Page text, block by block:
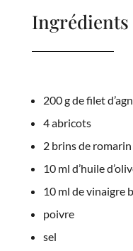
Ingrédients
200 g de filet
4 abricots
2 brins de romarin
10 ml d’huile
10 ml de vinaigre
poivre
sel